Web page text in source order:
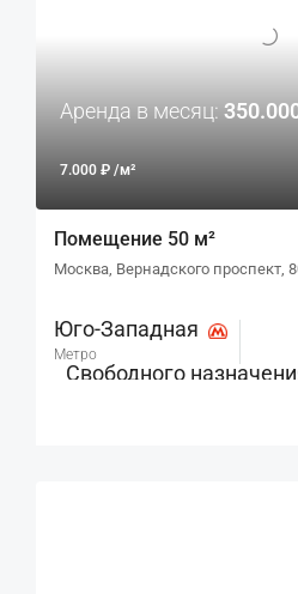
Аренда в месяц:
7.000 ₽ /м²
Помещение 50 м²
Москва, Вернадского проспект,
Юго-Западная
Метро
Свободного